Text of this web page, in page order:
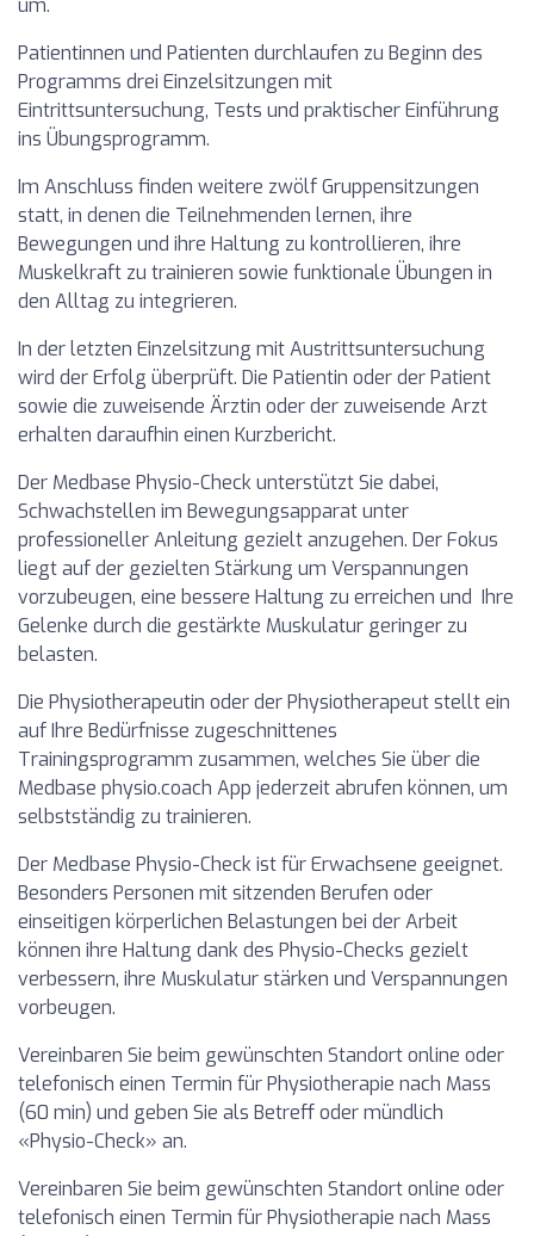
um.
Patientinnen und Patienten durchlaufen zu Beginn des
Programms drei Einzelsitzungen mit
Eintrittsuntersuchung, Tests und praktischer Einführung
ins Übungsprogramm.
Im Anschluss finden weitere zwölf Gruppensitzungen
statt, in denen die Teilnehmenden lernen, ihre
Bewegungen und ihre Haltung zu kontrollieren, ihre
Muskelkraft zu trainieren sowie funktionale Übungen in
den Alltag zu integrieren.
In der letzten Einzelsitzung mit Austrittsuntersuchung
wird der Erfolg überprüft. Die Patientin oder der Patient
sowie die zuweisende Ärztin oder der zuweisende Arzt
erhalten daraufhin einen Kurzbericht.
Der Medbase Physio-Check unterstützt Sie dabei,
Schwachstellen im Bewegungsapparat unter
professioneller Anleitung gezielt anzugehen. Der Fokus
liegt auf der gezielten Stärkung um Verspannungen
vorzubeugen, eine bessere Haltung zu erreichen und Ihre
Gelenke durch die gestärkte Muskulatur geringer zu
belasten.
Die Physiotherapeutin oder der Physiotherapeut stellt ein
auf Ihre Bedürfnisse zugeschnittenes
Trainingsprogramm zusammen, welches Sie über die
Medbase physio.coach App jederzeit abrufen können, um
selbstständig zu trainieren.
Der Medbase Physio-Check ist für Erwachsene geeignet.
Besonders Personen mit sitzenden Berufen oder
einseitigen körperlichen Belastungen bei der Arbeit
können ihre Haltung dank des Physio-Checks gezielt
verbessern, ihre Muskulatur stärken und Verspannungen
vorbeugen.
Vereinbaren Sie beim gewünschten Standort online oder
telefonisch einen Termin für Physiotherapie nach Mass
(60 min) und geben Sie als Betreff oder mündlich
«Physio-Check» an.
Vereinbaren Sie beim gewünschten Standort online oder
telefonisch einen Termin für Physiotherapie nach Mass